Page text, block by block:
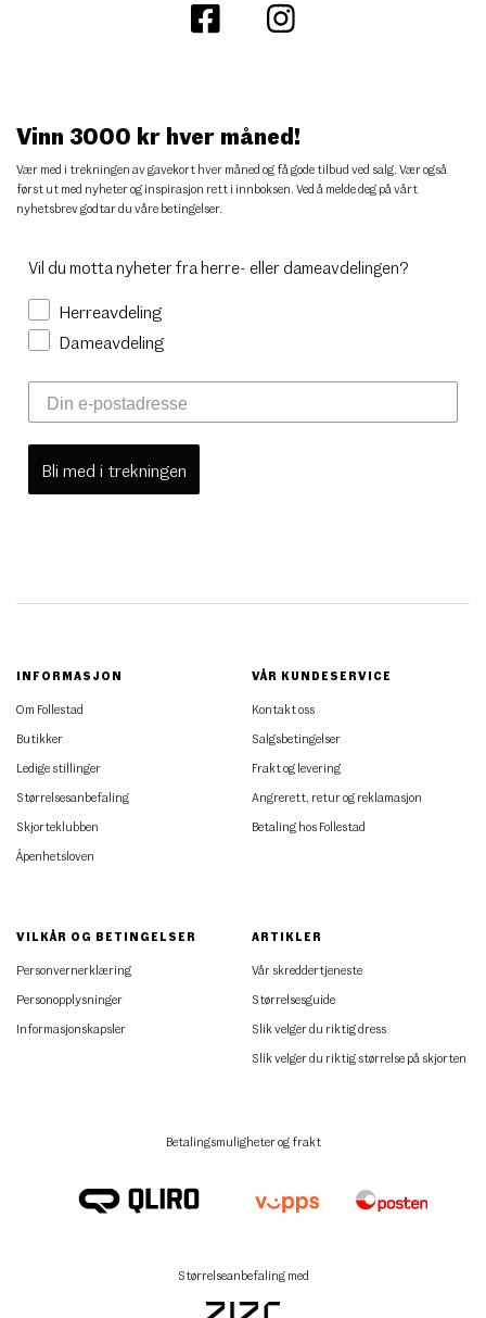
Vinn 3000 kr hver måned!
Vær med i trekningen av gavekort hver måned og få gode tilbud ved salg. Vær også
først ut med nyheter og inspirasjon rett i innboksen. Ved å melde deg på vårt
nyhetsbrev godtar du våre betingelser.
Vil du motta nyheter fra herre- eller dameavdelingen?
Herreavdeling
Dameavdeling
Bli med i trekningen
INFORMASJON
Om Follestad
Butikker
Ledige stillinger
Størrelsesanbefaling
Skjorteklubben
Åpenhetsloven
VÅR KUNDESERVICE
Kontakt oss
Salgsbetingelser
Frakt og levering
Angrerett, retur og reklamasjon
Betaling hos Follestad
VILKÅR OG BETINGELSER
Personvernerklæring
Personopplysninger
Informasjonskapsler
ARTIKLER
Vår skreddertjeneste
Størrelsesguide
Slik velger du riktig dress
Slik velger du riktig størrelse på skjorten
Betalingsmuligheter og frakt
Størrelseanbefaling med